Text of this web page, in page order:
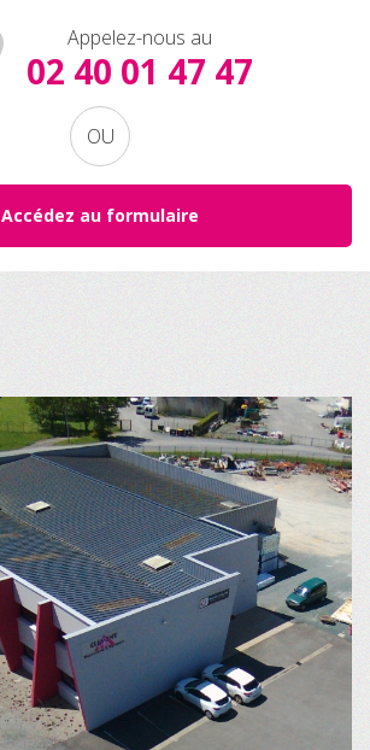
Appelez-nous au
02 40 01 47 47
OU
Accédez au formulaire